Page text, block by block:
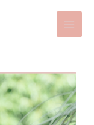
Main